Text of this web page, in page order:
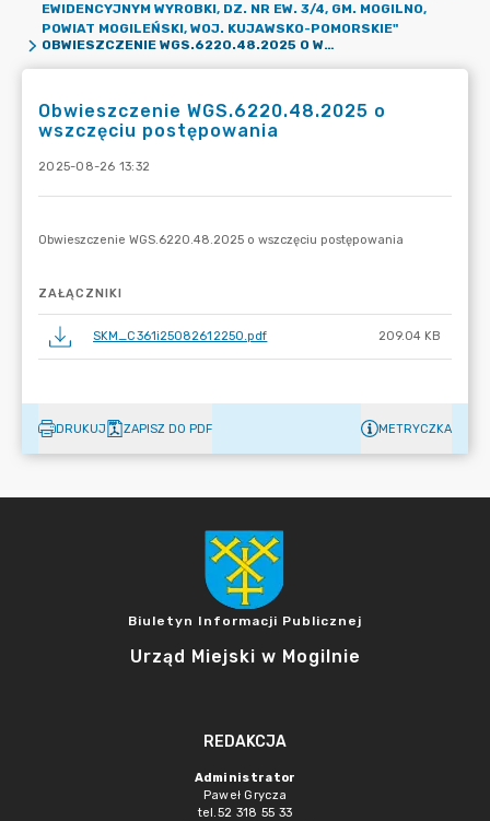
EWIDENCYJNYM WYROBKI, DZ. NR EW. 3/4, GM. MOGILNO,
POWIAT MOGILEŃSKI, WOJ. KUJAWSKO-POMORSKIE"
OBWIESZCZENIE WGS.6220.48.2025 O WSZCZĘCIU POSTĘPOWANIA
Obwieszczenie WGS.6220.48.2025 o
wszczęciu postępowania
2025-08-26 13:32
ZAŁĄCZNIKI
SKM_C361i25082612250.pdf 209.04 KB
DRUKUJ ZAPISZ DO PDF METRYCZKA
Biuletyn Informacji Publicznej
Urząd Miejski w Mogilnie
REDAKCJA
Administrator
Paweł Grycza
tel.52 318 55 33